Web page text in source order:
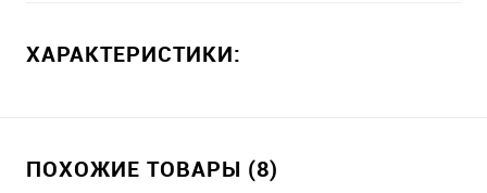
ХАРАКТЕРИСТИКИ:
ПОХОЖИЕ ТОВАРЫ (8)